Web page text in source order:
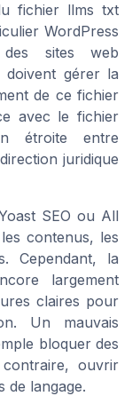
fichier llms txt
WordPress
sites web
doivent gérer la
de ce fichier
avec le fichier
étroite entre
juridique
SEO ou All
contenus, les
Cependant, la
largement
claires pour
Un mauvais
bloquer des
ouvrir
de langage.